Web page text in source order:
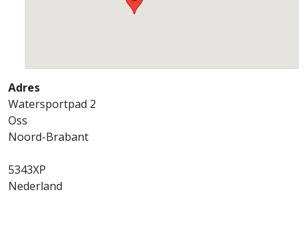
Adres
Watersportpad 2
Oss
Noord-Brabant
5343XP
Nederland